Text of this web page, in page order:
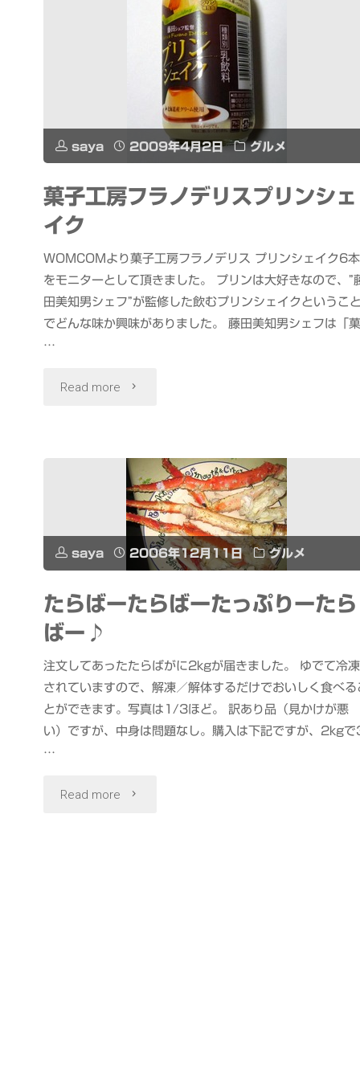
saya 2009年4月2日 グルメ
菓子工房フラノデリスプリンシェ
イク
WOMCOMより菓子工房フラノデリス プリンシェイク6本
をモニターとして頂きました。 プリンは大好きなので、”
田美知男シェフ”が監修した飲むプリンシェイクということ
でどんな味か興味がありました。 藤田美知男シェフは「菓
…
Read more "菓
工
房
ノ
リ
ス
saya 2006年12月11日 グルメ
たらばーたらばーたっぷりーたら
ばー♪
注文してあったたらばがに2kgが届きました。 ゆでて冷凍
されていますので、解凍／解体するだけでおいしく食べる
とができます。写真は1/3ほど。 訳あり品（見かけが悪
い）ですが、中身は問題なし。購入は下記ですが、2kgで
…
Read more "た